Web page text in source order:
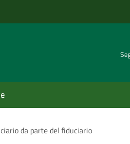
da parte del fiduciario